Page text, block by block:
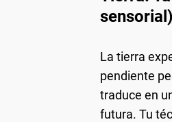
sensorial)
La tierra
pendiente
traduce en
futura. Tu